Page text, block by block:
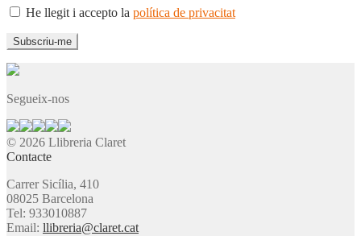
He llegit i accepto la política de privacitat
Segueix-nos
© 2026 Llibreria Claret
Contacte
Carrer Sicília, 410
08025 Barcelona
Tel: 933010887
Email: llibreria@claret.cat